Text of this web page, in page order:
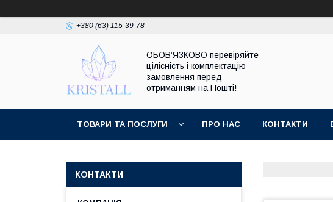
+380 (63) 115-39-78
ОБОВ’ЯЗКОВО перевіряйте
цілісність і комплектацію
замовлення перед
отриманням на Пошті!
ТОВАРИ ТА ПОСЛУГИ ПРО НАС КОНТАКТИ
КОНТАКТИ